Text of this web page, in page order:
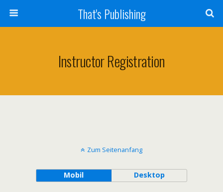
That's Publishing
Instructor Registration
Zum Seitenanfang
Mobil Desktop